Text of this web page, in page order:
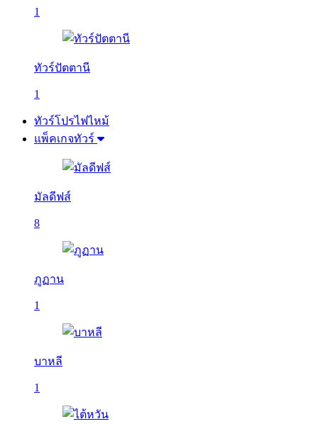
1
ทัวร์ปัตตานี
1
ทัวร์โปรไฟไหม้
แพ็คเกจทัวร์
มัลดีฟส์
8
ภูฏาน
1
บาหลี
1